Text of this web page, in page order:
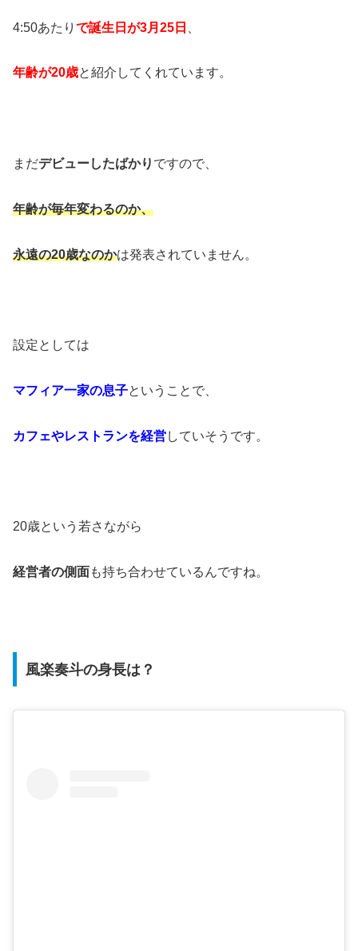
4:50あたり で誕生日が3月25日
年齢が20歳と紹介してくれています。
まだデビューしたばかり ですので、
年齢が毎年変わるのか、
永遠の20歳なのかは発表されていません。
設定としては
マフィア一家の息子ということで、
カフェやレストランを経営していそうです。
20歳という若さながら
経営者の側面も持ち合わせているんですね。
風楽奏斗の身長は？